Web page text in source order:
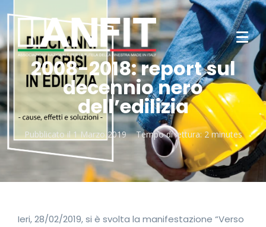
2008-2018: report sul
decennio nero
dell’edilizia
Pubblicato il 1 Marzo 2019 Tempo di lettura:2 minutes
Ieri, 28/02/2019, si è svolta la manifestazione “Verso